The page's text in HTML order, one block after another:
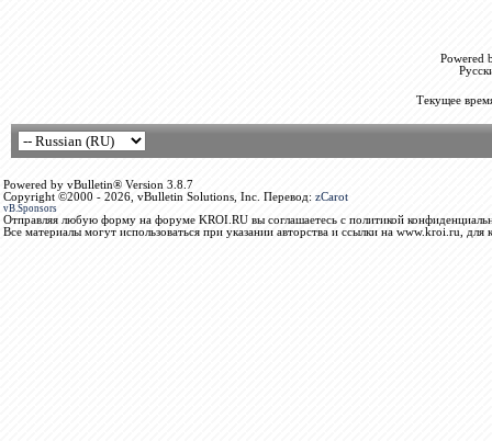
Powered
Текущее
Powered by vBulletin® Version 3.8.7
Copyright ©2000 - 2026, vBulletin Solutions, Inc. Перевод: zCarot
vB.Sponsors
Отправляя любую форму на форуме KROI.RU вы соглашаетесь с политикой
Все материалы могут использоваться при указании авторства и ссылки на www.kroi.ru, для